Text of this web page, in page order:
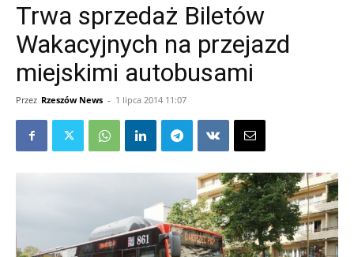
Trwa sprzedaż Biletów
Wakacyjnych na przejazd
miejskimi autobusami
Przez Rzeszów News - 1 lipca 2014 11:07